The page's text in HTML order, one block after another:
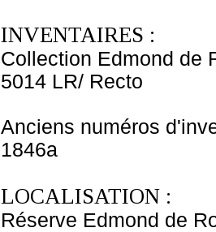
INVENTAIRES :
Collection Edmond de
5014 LR/ Recto
Anciens numéros
1846a
LOCALISATION :
Réserve Edmond de